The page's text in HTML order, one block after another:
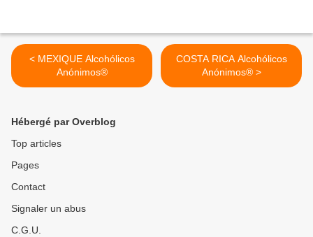
< MEXIQUE Alcohólicos
Anónimos®
COSTA RICA Alcohólicos
Anónimos® >
Hébergé par Overblog
Top articles
Pages
Contact
Signaler un abus
C.G.U.